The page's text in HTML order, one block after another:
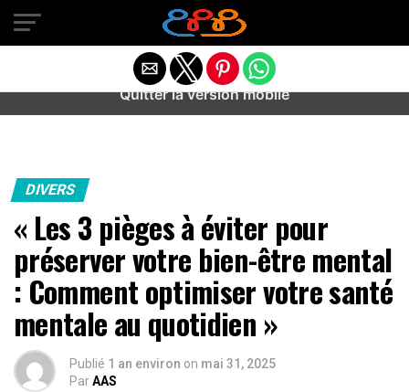
Warning
: preg_match(): Unknown modifier '/' in
/home/u589487443/domains/aideanxietestress.fr/
content/plugins/idev-post-views/includes/class-bots.php
DIVERS
« Les 3 pièges à éviter pour
préserver votre bien-être mental
: Comment optimiser votre santé
mentale au quotidien »
Publié 1 an environ on mai 31, 2025
ParAAS
Quitter la version mobile